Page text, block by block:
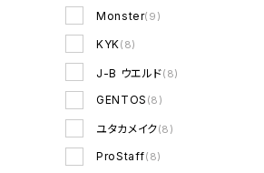
Monster(9)
KYK(8)
J-B ウエルド(8)
GENTOS (8)
ユタカメイク(8)
ProStaff(8)